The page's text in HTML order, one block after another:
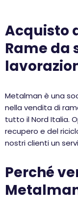
Acquisto
Rame da
Metalman è una
nella vendita di
tutto il Nord Italia.
recupero e del
nostri clienti un
Perché